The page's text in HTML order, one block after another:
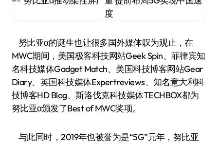
努比亚α的诞生也让很多国外媒体叹为观止，在
MWC期间，美国极客科技网站Geek Spin、菲律宾知
名科技媒体Gadget Match、美国科技博客网站Gear
Diary、英国科技媒体Expertreviews、知名意大利科
技博客HD Blog、斯洛伐克科技媒体TECHBOX都为
努比亚α颁发了Best of MWC奖项。
与此同时，2019年也被誉为是“5G”元年，努比亚